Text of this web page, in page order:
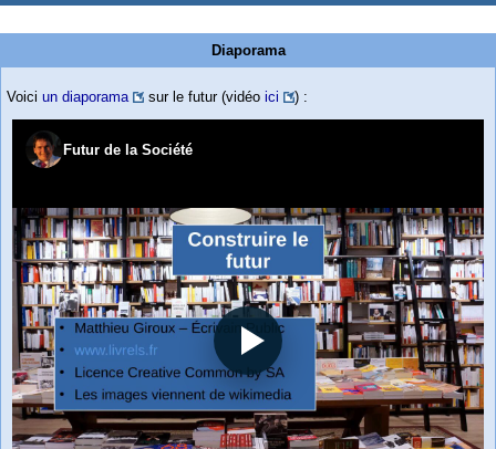
Diaporama
Voici un diaporama sur le futur (vidéo ici ) :